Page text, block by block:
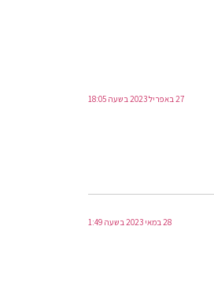
27 באפריל 2023 בשעה 18:05
28 במאי 2023 בשעה 1:49